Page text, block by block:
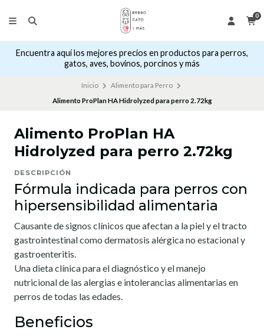
0
Encuentra aquí los mejores precios en productos para perros,
gatos, aves, bovinos, porcinos y más
Inicio
Alimento para Perro
Alimento ProPlan HA Hidrolyzed para perro 2.72kg
Alimento ProPlan HA
Hidrolyzed para perro 2.72kg
DESCRIPCIÓN
Fórmula indicada para perros con
hipersensibilidad alimentaria
Causante de signos clínicos que afectan a la piel y el tracto
gastrointestinal como dermatosis alérgica no estacional y
gastroenteritis.
Una dieta clínica para el diagnóstico y el manejo
nutricional de las alergias e intolerancias alimentarias en
perros de todas las edades.
Beneficios